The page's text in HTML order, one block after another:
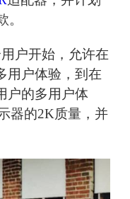
户开始，允许在
用户体验，到在
户的多用户体
器的2K质量，并